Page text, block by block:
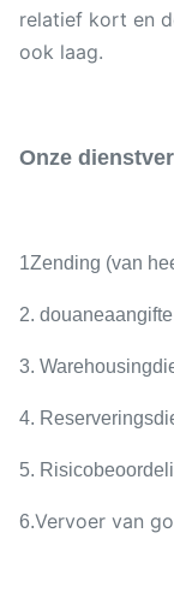
relatief kort en
ook laag.
Onze
1Zending (van
2. douaneaangifte
3.
4.
5.
6.Vervoer van